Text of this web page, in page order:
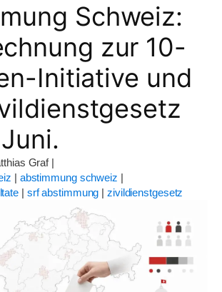
Schweiz:
zur 10-
Initiative und
Graf|
| abstimmung schweiz |
| srf abstimmung |zivildienstgesetz